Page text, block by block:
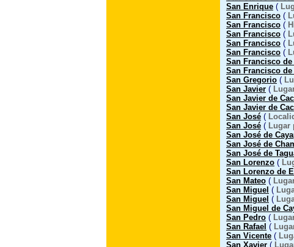
San Enrique (
San Francisco (
San Francisco (
San Francisco (
San Francisco (
San Francisco (
San Francisco
San Francisco
San Gregorio (
San Javier (
San Javier de
San Javier de
San José (
San José ( Lugar
San José de
San José de
San José de
San Lorenzo (
San Lorenzo de
San Mateo (
San Miguel (
San Miguel (
San Miguel de
San Pedro (
San Rafael (
San Vicente (
San Xavier (